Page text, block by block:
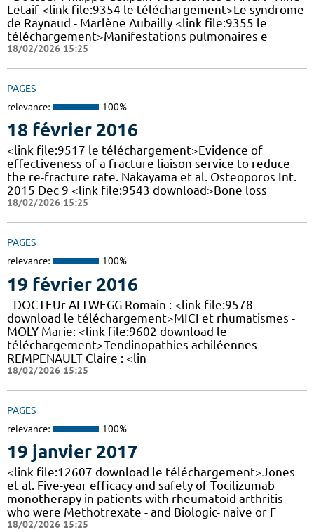
Letaif <link file:9354 le téléchargement>Le syndrome
de Raynaud - Marlène Aubailly <link file:9355 le
téléchargement>Manifestations pulmonaires e
18/02/2026 15:25
PAGES
relevance: 100%
18 février 2016
<link file:9517 le téléchargement>Evidence of
effectiveness of a fracture liaison service to reduce
the re-fracture rate. Nakayama et al. Osteoporos Int.
2015 Dec 9 <link file:9543 download>Bone loss
18/02/2026 15:25
PAGES
relevance: 100%
19 février 2016
- DOCTEUr ALTWEGG Romain : <link file:9578
download le téléchargement>MICI et rhumatismes -
MOLY Marie: <link file:9602 download le
téléchargement>Tendinopathies achiléennes -
REMPENAULT Claire : <lin
18/02/2026 15:25
PAGES
relevance: 100%
19 janvier 2017
<link file:12607 download le téléchargement>Jones
et al. Five-year efficacy and safety of Tocilizumab
monotherapy in patients with rheumatoid arthritis
who were Methotrexate - and Biologic- naive or F
18/02/2026 15:25